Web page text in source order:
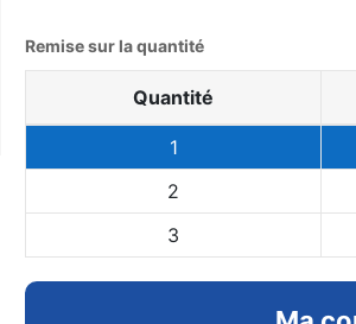
Remise sur la quantité
Quantité
1
2
3